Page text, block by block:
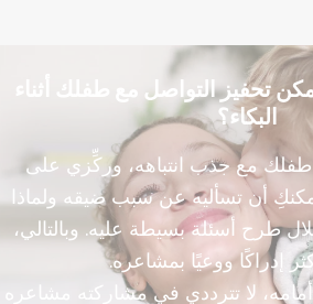
تحفيز التواصل مع طفلك أثناء
البكاء؟
مع جذب انتباهه، وركِّزي على
أن تسأليه عن سبب ضيقه ولماذا
طرح أسئلة بسيطة عليه. وبالتالي،
إدراكًا ووعيًا بمشاعره.
أمامه، لا تترددي في مشاركته مشاعره